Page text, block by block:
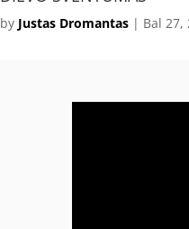
by Justas Dromantas | Bal 27,